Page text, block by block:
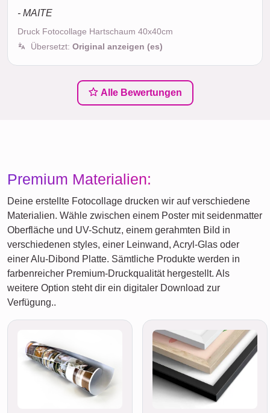
- MAITE
Druck Fotocollage Hartschaum 40x40cm
Übersetzt: Original anzeigen (es)
Alle Bewertungen
Premium Materialien:
Deine erstellte Fotocollage drucken wir auf verschiedene
Materialien. Wähle zwischen einem Poster mit seidenmatter
Oberfläche und UV-Schutz, einem gerahmten Bild in
verschiedenen styles, einer Leinwand, Acryl-Glas oder
einer Alu-Dibond Platte. Sämtliche Produkte werden in
farbenreicher Premium-Druckqualität hergestellt. Als
weitere Option steht dir ein digitaler Download zur
Verfügung..